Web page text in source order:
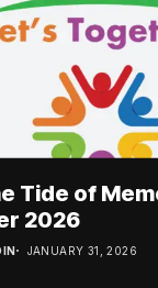
Tide of
2026
JANUARY 31, 2026